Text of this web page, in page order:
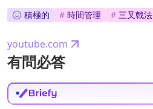
積極的 # 時間管理 # 三叉戟法
youtube.com
有問必答